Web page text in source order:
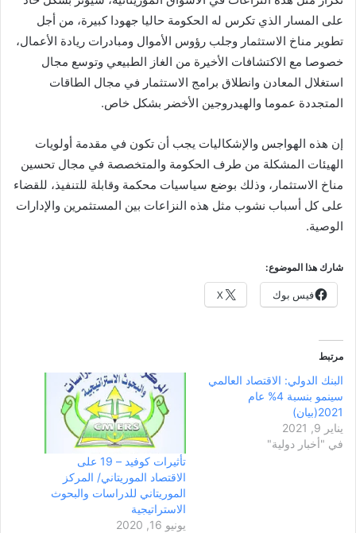
على المسار الذي تكرس له الحكومة حاليا جهودا كبيرة، من أجل
تطوير مناخ الاستثمار وجلب رؤوس الأموال ومبادرات ريادة الأعمال،
خصوصا مع الاكتشافات الأخيرة من الغاز الطبيعي وتوسع مجال
استغلال المعادن وانطلاق برامج الاستثمار في مجال الطاقات
المتجددة عموما والهيدروجين الأخضر بشكل خاص.
إن هذه الهواجس والإشكاليات يجب أن تكون في مقدمة أولويات
الهيئات المشكلة من طرف الحكومة والمتخصصة في مجال تحسين
مناخ الاستثمار، وذلك بوضع سياسيات محكمة وقابلة للتنفيذ، للقضاء
على كل أسباب نشوب مثل هذه النزاعات بين المستثمرين والإدارات
الوصية.
شارك هذا الموضوع:
فيس بوك X
مرتبط
البنك الدولي: الاقتصاد العالمي
سينمو بنسبة 4% عام
2021(بيان)
يناير 9, 2021
في "أخبار دولية"
تأثيرات كوفيد – 19 على
الاقتصاد الموريتاني/ المركز
الموريتاني للدراسات والبحوث
الاستراتيجية
يونيو 16, 2020